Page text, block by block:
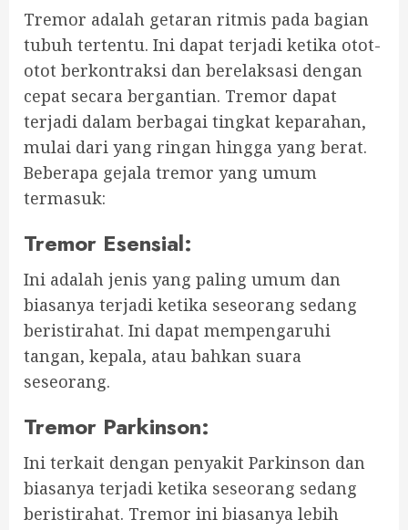
Tremor adalah getaran ritmis pada bagian
tubuh tertentu. Ini dapat terjadi ketika otot-
otot berkontraksi dan berelaksasi dengan
cepat secara bergantian. Tremor dapat
terjadi dalam berbagai tingkat keparahan,
mulai dari yang ringan hingga yang berat.
Beberapa gejala tremor yang umum
termasuk:
Tremor Esensial:
Ini adalah jenis yang paling umum dan
biasanya terjadi ketika seseorang sedang
beristirahat. Ini dapat mempengaruhi
tangan, kepala, atau bahkan suara
seseorang.
Tremor Parkinson:
Ini terkait dengan penyakit Parkinson dan
biasanya terjadi ketika seseorang sedang
beristirahat. Tremor ini biasanya lebih